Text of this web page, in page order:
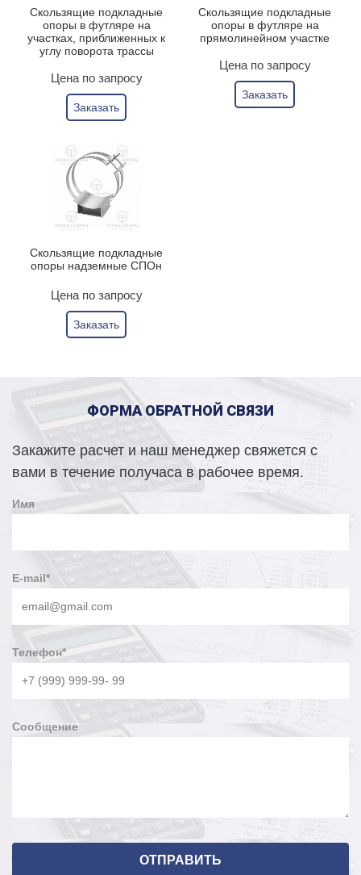
Скользящие подкладные
опоры в футляре на
участках, приближенных к
углу поворота трассы
Цена по запросу
Заказать
Скользящие подкладные
опоры в футляре на
прямолинейном участке
Цена по запросу
Заказать
Скользящие подкладные
опоры надземные СПОн
Цена по запросу
Заказать
ФОРМА ОБРАТНОЙ СВЯЗИ
Закажите расчет и наш менеджер свяжется с
вами в течение получаса в рабочее время.
Имя
E-mail*
Телефон*
Сообщение